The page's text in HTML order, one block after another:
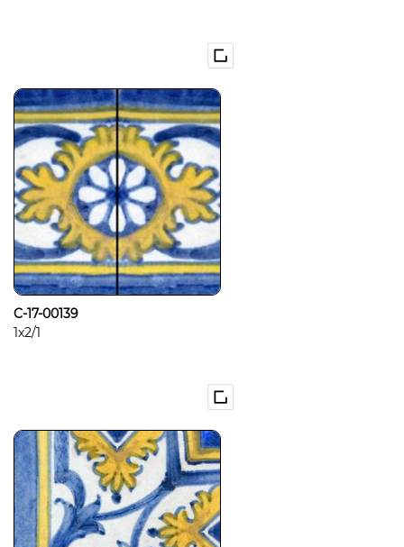
C-17-00139
1x2/1